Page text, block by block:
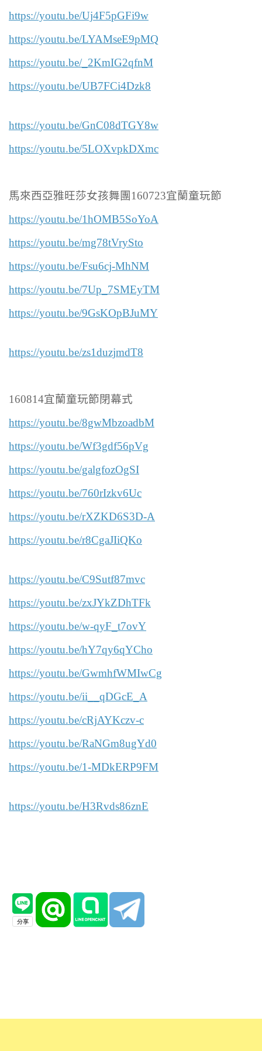
https://youtu.be/Uj4F5pGFi9w
https://youtu.be/LYAMseE9pMQ
https://youtu.be/_2KmIG2qfnM
https://youtu.be/UB7FCi4Dzk8
https://youtu.be/GnC08dTGY8w
https://youtu.be/5LOXvpkDXmc
馬來西亞雅旺莎女孩舞團160723宜蘭童玩節
https://youtu.be/1hOMB5SoYoA
https://youtu.be/mg78tVrySto
https://youtu.be/Fsu6cj-MhNM
https://youtu.be/7Up_7SMEyTM
https://youtu.be/9GsKOpBJuMY
https://youtu.be/zs1duzjmdT8
160814宜蘭童玩節閉幕式
https://youtu.be/8gwMbzoadbM
https://youtu.be/Wf3gdf56pVg
https://youtu.be/galgfozOgSI
https://youtu.be/760rIzkv6Uc
https://youtu.be/rXZKD6S3D-A
https://youtu.be/r8CgaJIiQKo
https://youtu.be/C9Sutf87mvc
https://youtu.be/zxJYkZDhTFk
https://youtu.be/w-qyF_t7ovY
https://youtu.be/hY7qy6qYCho
https://youtu.be/GwmhfWMIwCg
https://youtu.be/ii__qDGcE_A
https://youtu.be/cRjAYKczv-c
https://youtu.be/RaNGm8ugYd0
https://youtu.be/1-MDkERP9FM
https://youtu.be/H3Rvds86znE